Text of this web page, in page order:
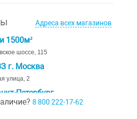
Адреса всех магазинов
1500м²
шоссе, 115
г. Москва
улица, 2
Петербург
Черных д. 29
8 800 222-17-62